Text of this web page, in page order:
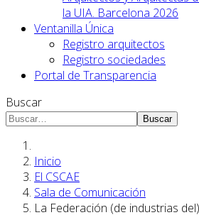
la UIA. Barcelona 2026
Ventanilla Única
Registro arquitectos
Registro sociedades
Portal de Transparencia
Buscar
Buscar
Inicio
El CSCAE
Sala de Comunicación
La Federación (de industrias